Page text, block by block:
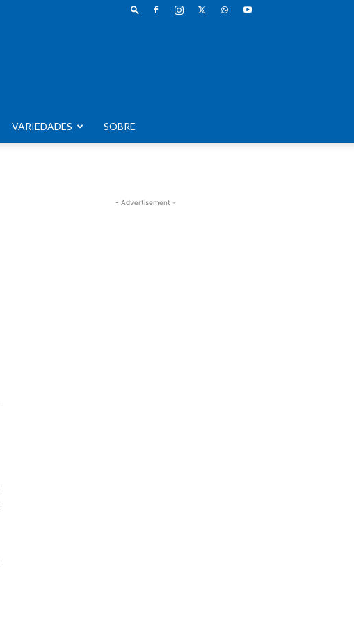
VARIEDADES SOBRE
- Advertisement -